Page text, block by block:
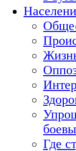
Где